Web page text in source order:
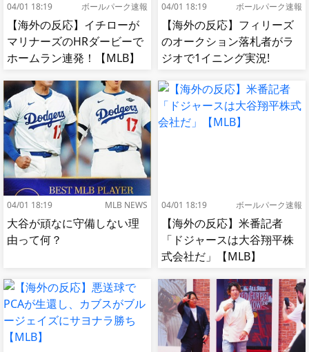
04/01 18:19 ボールパーク速報
【海外の反応】イチローが
マリナーズのHRダービーで
ホームラン連発！【MLB】
04/01 18:19 ボールパーク速報
【海外の反応】フィリーズ
のオークション落札者がラ
ジオで1イニング実況!
04/01 18:19 MLB NEWS
大谷が頑なに守備しない理
由って何？
04/01 18:19 ボールパーク速報
【海外の反応】米番記者
「ドジャースは大谷翔平株
式会社だ」【MLB】